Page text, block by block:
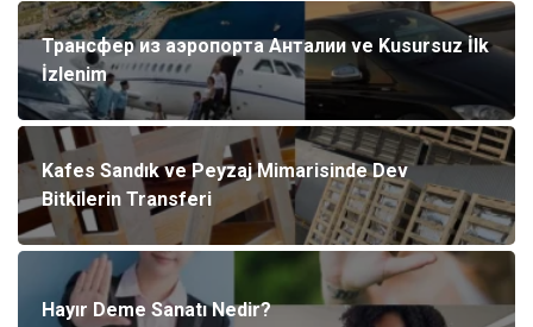
Трансфер из аэропорта Анталии ve Kusursuz İlk
İzlenim
Kafes Sandık ve Peyzaj Mimarisinde Dev
Bitkilerin Transferi
Hayır Deme Sanatı Nedir?